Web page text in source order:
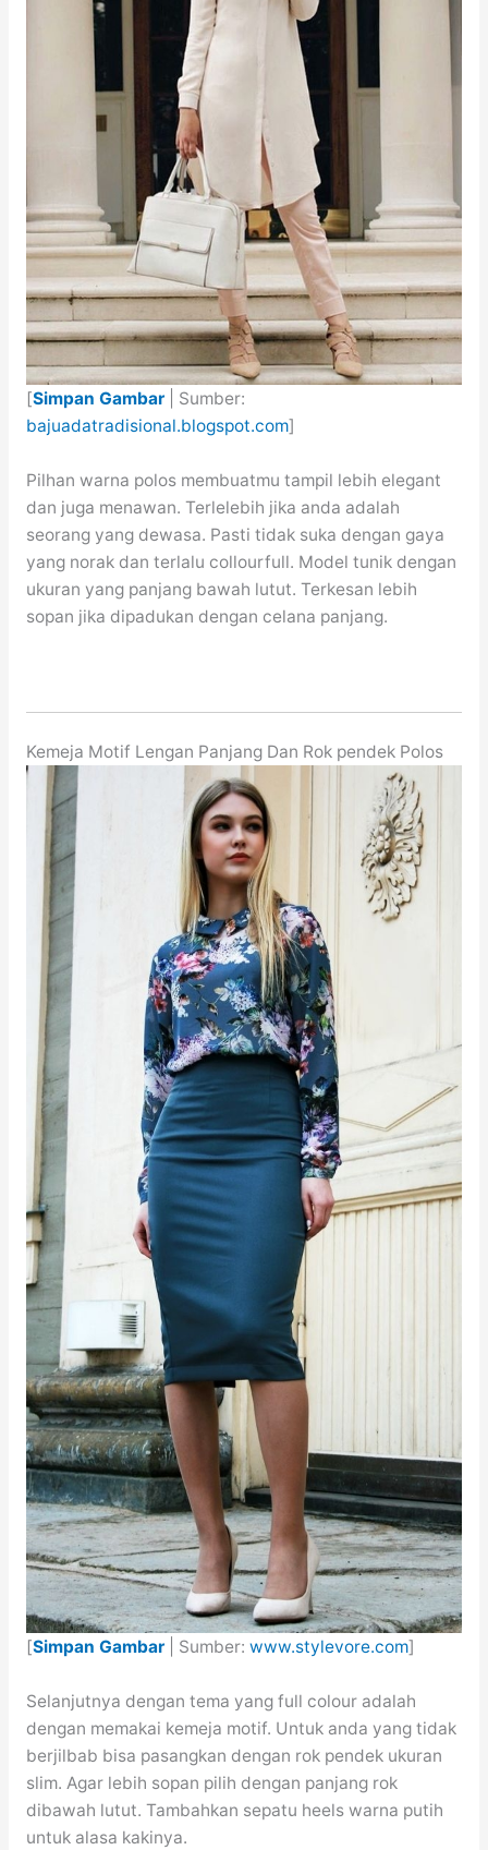
[Simpan Gambar| Sumber:
bajuadatradisional.blogspot.com]
Pilhan warna polos membuatmu tampil lebih elegant
dan juga menawan. Terlelebih jika anda adalah
seorang yang dewasa. Pasti tidak suka dengan gaya
yang norak dan terlalu collourfull. Model tunik dengan
ukuran yang panjang bawah lutut. Terkesan lebih
sopan jika dipadukan dengan celana panjang.
Kemeja Motif Lengan Panjang Dan Rok pendek Polos
[Simpan Gambar| Sumber: www.stylevore.com]
Selanjutnya dengan tema yang full colour adalah
dengan memakai kemeja motif. Untuk anda yang tidak
berjilbab bisa pasangkan dengan rok pendek ukuran
slim. Agar lebih sopan pilih dengan panjang rok
dibawah lutut. Tambahkan sepatu heels warna putih
untuk alasa kakinya.